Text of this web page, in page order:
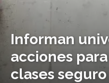
Informan
acciones
clases seguro